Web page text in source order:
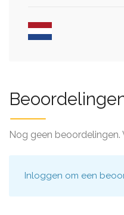
Nog geen beoordelingen.
Inloggen om een